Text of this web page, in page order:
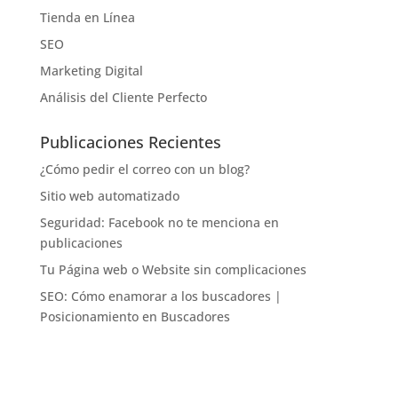
Tienda en Línea
SEO
Marketing Digital
Análisis del Cliente Perfecto
Publicaciones Recientes
¿Cómo pedir el correo con un blog?
Sitio web automatizado
Seguridad: Facebook no te menciona en
publicaciones
Tu Página web o Website sin complicaciones
SEO: Cómo enamorar a los buscadores |
Posicionamiento en Buscadores